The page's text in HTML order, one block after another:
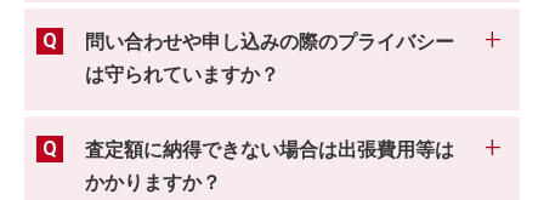
問い合わせや申し込みの際のプライバシー
は守られていますか？
査定額に納得できない場合は出張費用等は
かかりますか？